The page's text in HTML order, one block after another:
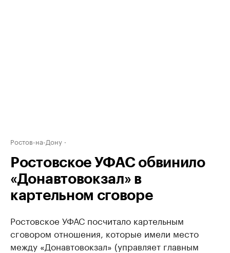
Ростов-на-Дону
Ростовское УФАС обвинило
«Донавтовокзал» в
картельном сговоре
Ростовское УФАС посчитало картельным
сговором отношения, которые имели место
между «Донавтовокзал» (управляет главным